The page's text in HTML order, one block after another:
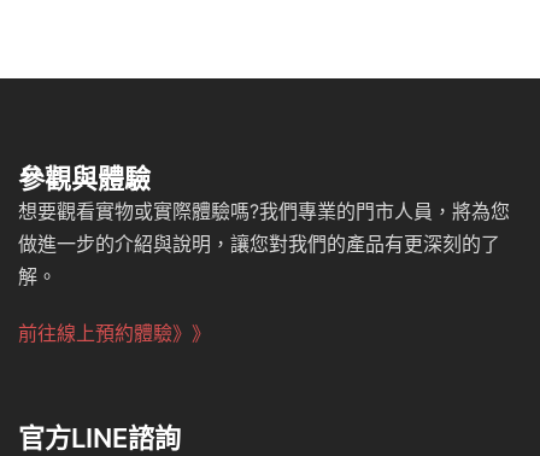
參觀與體驗
想要觀看實物或實際體驗嗎?我們專業的門市人員，將為您
做進一步的介紹與說明，讓您對我們的產品有更深刻的了
解。
前往線上預約體驗》》
官方LINE諮詢